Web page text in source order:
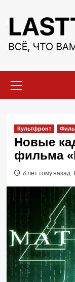
содержимому
меню
Культфронт
Новые
фильма
6 лет тому назад